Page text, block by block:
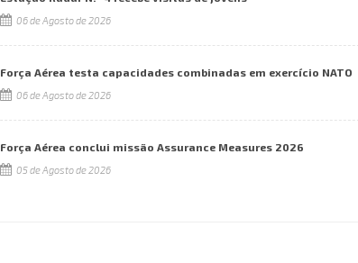
06 de Agosto de 2026
Força Aérea testa capacidades combinadas em exercício NATO
06 de Agosto de 2026
Força Aérea conclui missão Assurance Measures 2026
05 de Agosto de 2026